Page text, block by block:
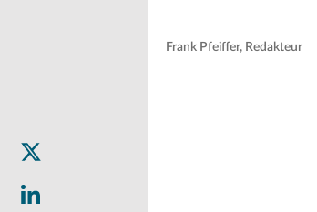
Frank Pfeiffer, Redakteur